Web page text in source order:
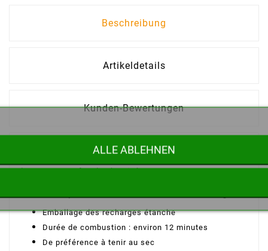
Beschreibung
Artikeldetails
Kunden-Bewertungen
Boîte de 6 tablettes de combustible solide Esbit de 14 g
de camp ou un feu de cheminée.
Emballage des recharges étanche
Durée de combustion : environ 12 minutes
De préférence à tenir au sec
ALLE ABLEHNEN